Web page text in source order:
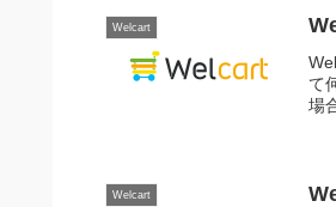
Welcart
て
場
Welcart